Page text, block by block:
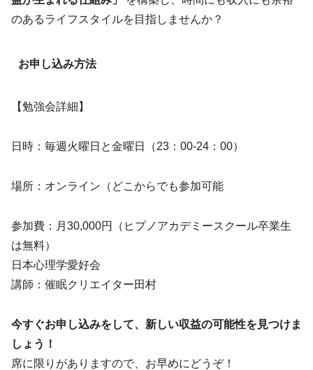
のあるライフスタイルを目指しませんか？
お申し込み方法
【勉強会詳細】
日時：毎週火曜日と金曜日（23：00-24：00）
場所：オンライン（どこからでも参加可能
参加費：月30,000円（ヒプノアカデミースクール卒業生
は無料）
日本心理学愛好会
講師：催眠クリエイター田村
今すぐお申し込みをして、新しい収益の可能性を見つけま
しょう！
席に限りがありますので、お早めにどうぞ！